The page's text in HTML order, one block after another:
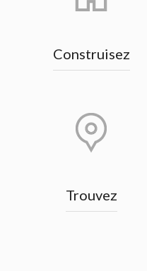
Construisez
Trouvez